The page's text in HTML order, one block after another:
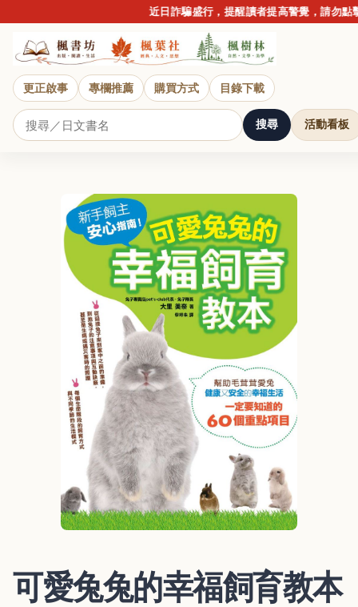
近日詐騙盛行，提醒讀者提高警覺，請勿點擊
更正啟事 專欄推薦 購買方式 目錄下載
搜尋 活動看板
可愛兔兔的幸福飼育教本